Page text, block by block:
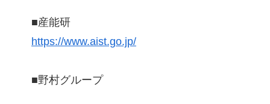
■産能研
https://www.aist.go.jp/
■野村グループ